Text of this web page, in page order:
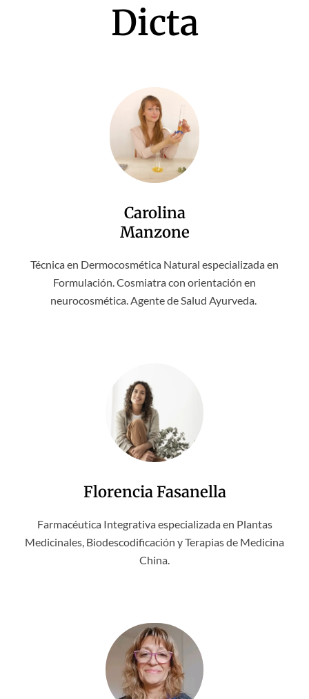
Dicta
Carolina
Manzone
Técnica en Dermocosmética Natural especializada en
Formulación. Cosmiatra con orientación en
neurocosmética. Agente de Salud Ayurveda.
Florencia Fasanella
Farmacéutica Integrativa especializada en Plantas
Medicinales, Biodescodificación y Terapias de Medicina
China.